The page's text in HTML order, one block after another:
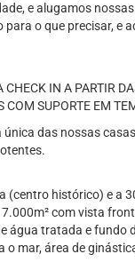
e alugamos
para o que precisar, e
CHECK IN A PARTIR
COM SUPORTE EM
única das nossas
(centro histórico) e a
com vista
água tratada e fundo
mar, área de